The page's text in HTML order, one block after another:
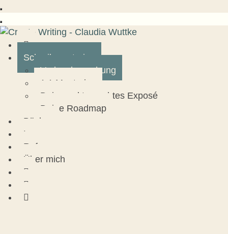
Schreibmentoring
Verlagsbewerbung
1:1 Mentoring
Dein marktgerechtes Exposé
Deine Roadmap
Bücher
Lesungen
Referenzen
Über mich